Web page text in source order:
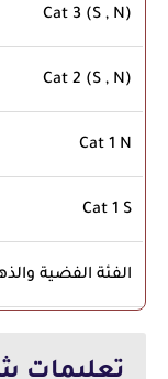
Cat 3 (S , N)
Cat 2 (S , N)
Cat 1 N
Cat 1 S
الفئة الفضية
تعليمات